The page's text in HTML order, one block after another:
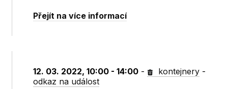
Přejít na více informací
12. 03. 2022, 10:00 - 14:00 - kontejnery -
odkaz na událost